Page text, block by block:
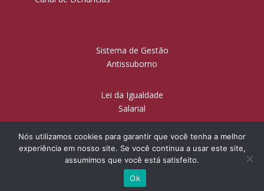
Sistema de Gestão
Antissuborno
Lei da Igualdade
Salarial
© Sanchez & Sanchez Sociedade de Advogados | Todos os
direitos reservados
Nós utilizamos cookies para garantir que você tenha a melhor
experiência em nosso site. Se você continua a usar este site,
assumimos que você está satisfeito.
Ok